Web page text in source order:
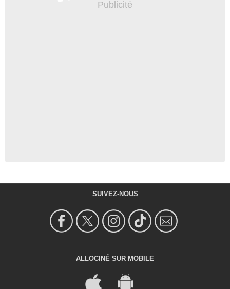
SUIVEZ-NOUS
ALLOCINÉ SUR MOBILE